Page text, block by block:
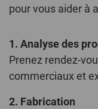
pour vous aider à
1. Analyse des
Prenez rendez-
commerciaux et
2. Fabrication